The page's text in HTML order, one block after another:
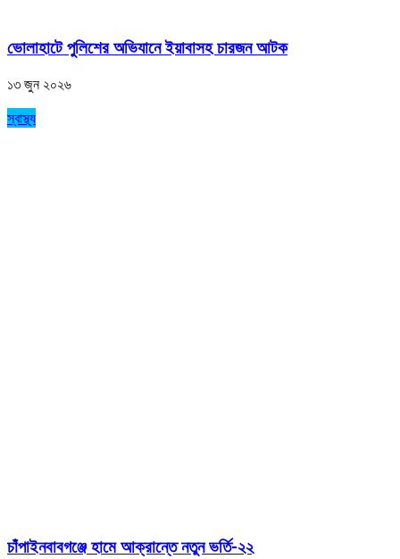
ভোলাহাটে পুলিশের অভিযানে ইয়াবাসহ চারজন আটক
১৩ জুন ২০২৬
স্বাস্থ্য
চাঁপাইনবাবগঞ্জে হামে আক্রান্তে নতুন ভর্তি-২২